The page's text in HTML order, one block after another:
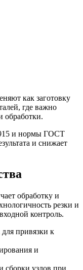
как заготовку
где важно
обработки.
и нормы ГОСТ
и снижает
обработку и
резки и
контроль.
привязки к
и
сборки узлов при